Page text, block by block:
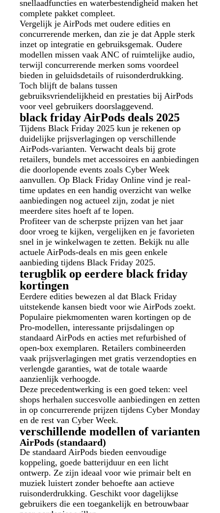
snellaadfuncties en waterbestendigheid maken het
complete pakket compleet.
Vergelijk je AirPods met oudere edities en
concurrerende merken, dan zie je dat Apple sterk
inzet op integratie en gebruiksgemak. Oudere
modellen missen vaak ANC of ruimtelijke audio,
terwijl concurrerende merken soms voordeel
bieden in geluidsdetails of ruisonderdrukking.
Toch blijft de balans tussen
gebruiksvriendelijkheid en prestaties bij AirPods
voor veel gebruikers doorslaggevend.
black friday AirPods deals 2025
Tijdens Black Friday 2025 kun je rekenen op
duidelijke prijsverlagingen op verschillende
AirPods‑varianten. Verwacht deals bij grote
retailers, bundels met accessoires en aanbiedingen
die doorlopende events zoals Cyber Week
aanvullen. Op Black Friday Online vind je real-
time updates en een handig overzicht van welke
aanbiedingen nog actueel zijn, zodat je niet
meerdere sites hoeft af te lopen.
Profiteer van de scherpste prijzen van het jaar
door vroeg te kijken, vergelijken en je favorieten
snel in je winkelwagen te zetten. Bekijk nu alle
actuele AirPods-deals en mis geen enkele
aanbieding tijdens Black Friday 2025.
terugblik op eerdere black friday
kortingen
Eerdere edities bewezen al dat Black Friday
uitstekende kansen biedt voor wie AirPods zoekt.
Populaire piekmomenten waren kortingen op de
Pro‑modellen, interessante prijsdalingen op
standaard AirPods en acties met refurbished of
open‑box exemplaren. Retailers combineerden
vaak prijsverlagingen met gratis verzendopties en
verlengde garanties, wat de totale waarde
aanzienlijk verhoogde.
Deze precedentwerking is een goed teken: veel
shops herhalen succesvolle aanbiedingen en zetten
in op concurrerende prijzen tijdens Cyber Monday
en de rest van Cyber Week.
verschillende modellen of varianten
AirPods (standaard)
De standaard AirPods bieden eenvoudige
koppeling, goede batterijduur en een licht
ontwerp. Ze zijn ideaal voor wie primair belt en
muziek luistert zonder behoefte aan actieve
ruisonderdrukking. Geschikt voor dagelijkse
gebruikers die een toegankelijk en betrouwbaar